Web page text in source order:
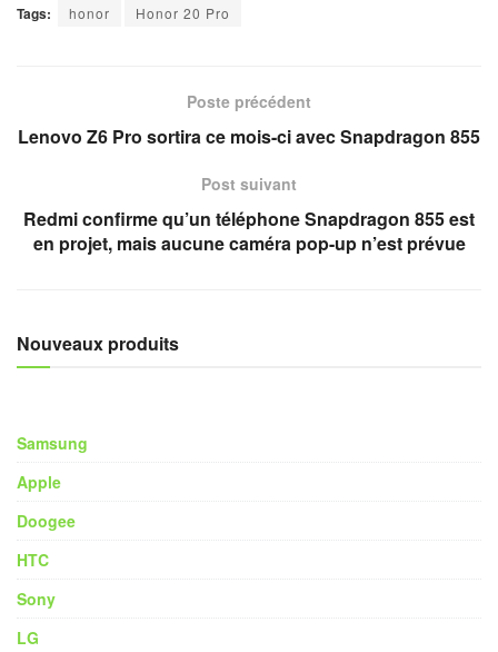
Tags: honor Honor 20 Pro
Poste précédent
Lenovo Z6 Pro sortira ce mois-ci avec Snapdragon 855
Post suivant
Redmi confirme qu’un téléphone Snapdragon 855 est
en projet, mais aucune caméra pop-up n’est prévue
Nouveaux produits
Samsung
Apple
Doogee
HTC
Sony
LG